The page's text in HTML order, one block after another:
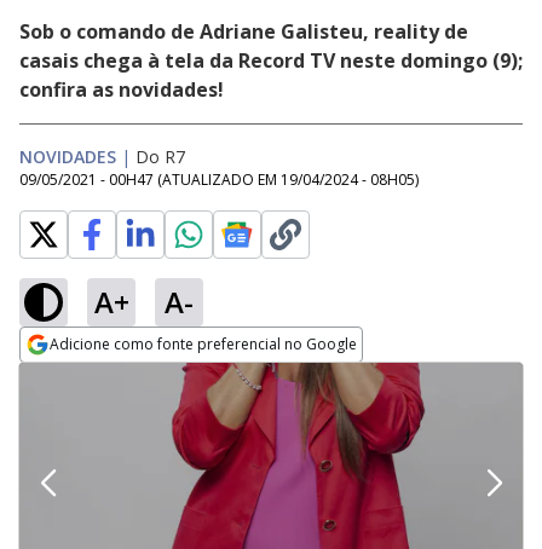
Sob o comando de Adriane Galisteu, reality de
casais chega à tela da Record TV neste domingo (9);
confira as novidades!
NOVIDADES | Do R7
09/05/2021 - 00H47 (ATUALIZADO EM 19/04/2024 - 08H05)
A+ A-
Adicione como fonte preferencial no Google
Opens in new window